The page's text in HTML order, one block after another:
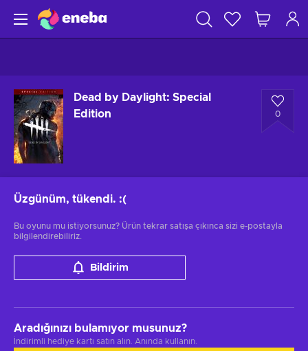
Dead by Daylight: Special
Edition
0
Üzgünüm, tükendi. :(
Bu oyunu mu istiyorsunuz? Ürün tekrar satışa çıkınca sizi e-postayla
bilgilendirebiliriz.
Bildirim
Aradığınızı bulamıyor musunuz?
İndirimli hediye kartı satın alın. Anında kullanın.